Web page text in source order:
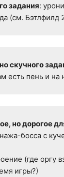
задания:
(см. Бэтлфилд
скучного
есть пень и на
но дорогое
босса с
(где оргу